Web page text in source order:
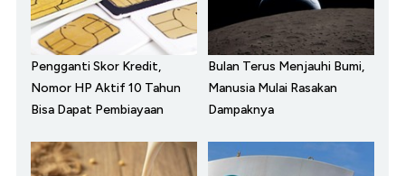
Pengganti Skor Kredit,
Nomor HP Aktif 10 Tahun
Bisa Dapat Pembiayaan
Bulan Terus Menjauhi Bumi,
Manusia Mulai Rasakan
Dampaknya